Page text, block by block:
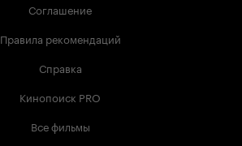
Соглашение
Правила рекомендаций
Справка
Кинопоиск PRO
Все фильмы